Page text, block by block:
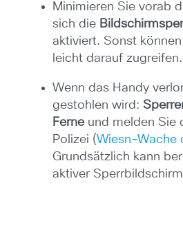
Minimieren Sie vorab
sich die
aktiviert. Sonst
leicht darauf zugreifen.
Wenn das Handy
gestohlen wird:
Ferneund melden Sie
Polizei (Wiesn-Wache
Grundsätzlich kann
aktiver